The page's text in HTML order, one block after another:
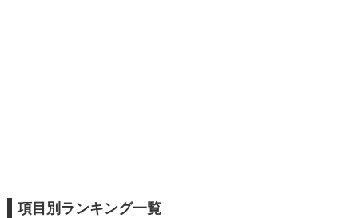
項目別ランキング一覧